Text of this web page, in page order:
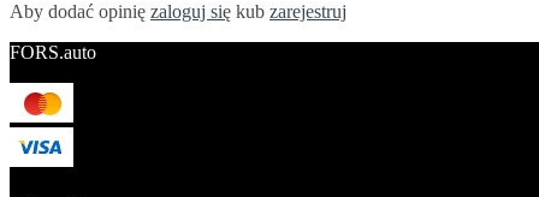
Aby dodać opinię zaloguj się kub zarejestruj
FORS.auto